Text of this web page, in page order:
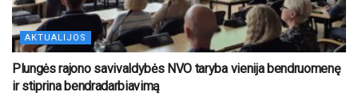
AKTUALIJOS
Plungės rajono savivaldybės NVO taryba vienija bendruomenę
ir stiprina bendradarbiavimą